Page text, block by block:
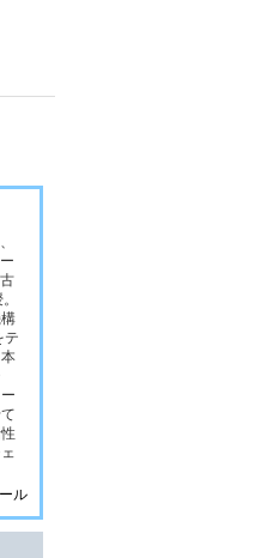
テ
ル